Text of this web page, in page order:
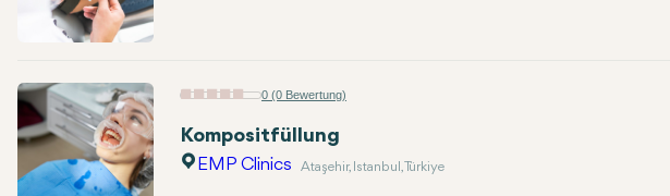
0 (0 Bewertung)
Kompositfüllung
EMP Clinics Ataşehir, Istanbul, Türkiye